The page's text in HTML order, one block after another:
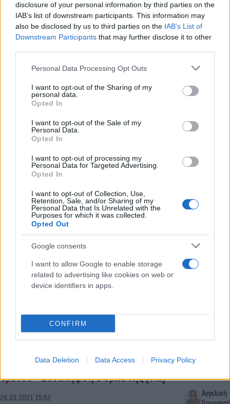
disclosure of your personal information by third parties on the
IAB’s list of downstream participants. This information may
also be disclosed by us to third parties on the IAB’s List of
Downstream Participants that may further disclose it to other
Please note that this website/app uses one or more Google
not limited to your visit or usage behaviour. You may click to
grant or deny consent to Google and its third-party tags to
use your data for below specified purposes in below Google
consent section.
Personal Data Processing Opt Outs
I want to opt-out of the Sharing of my
personal data.
Opted In
I want to opt-out of the Sale of my
Personal Data.
Opted In
I want to opt-out of processing my
Personal Data for Targeted Advertising.
Opted In
I want to opt-out of Collection, Use,
Retention, Sale, and/or Sharing of my
Personal Data that Is Unrelated with the
Purposes for which it was collected.
Opted Out
Google consents
I want to allow Google to enable storage
related to advertising like cookies on web or
device identifiers in apps.
CONFIRM
Data Deletion Data Access Privacy Policy
Σουηδία επίθεση: 8 τραυματίες από μαχαίρι [pic]
03.03.2021 21:13
Νιάκας
Επίθεση Βρυξέλλες: Άνδρας επιτέθηκε με μαχαίρι
στο μετρό
01.02.2021 19:33
Παναγιώτης
Φρανκφούρτη: Eπίθεση με μαχαίρι στον σταθμό
τρένου - Συνελήφθη ο δράστης [vid]
26.01.2021 15:52
Αγγελική